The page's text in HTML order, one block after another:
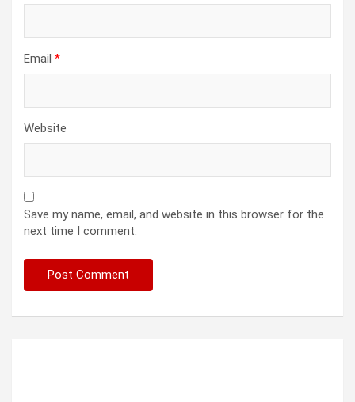
Email *
Website
Save my name, email, and website in this browser for the
next time I comment.